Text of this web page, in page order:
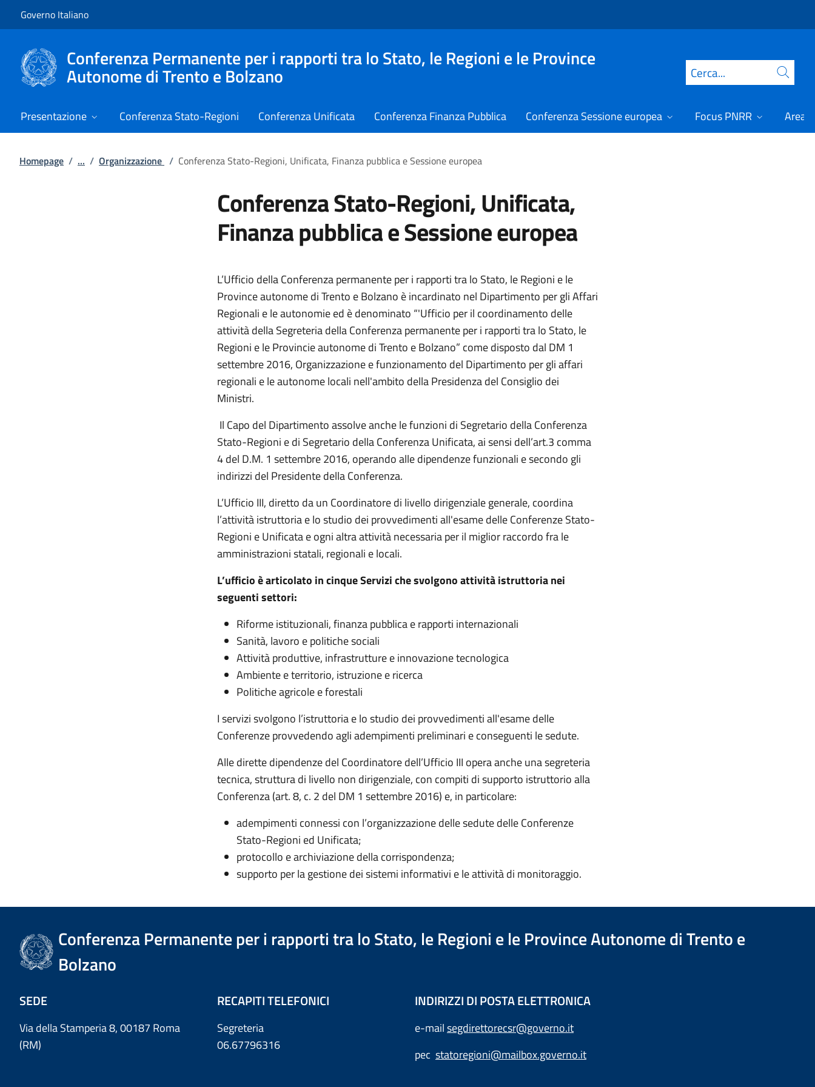
Governo Italiano
Conferenza Permanente per i rapporti tra lo Stato, le Regioni e le Province
Autonome di Trento e Bolzano Cerca
Presentazione Conferenza Stato-Regioni Conferenza Unificata Conferenza Finanza Pubblica Conferenza Sessione europea Focus PNRR Area
Homepage / ... / Organizzazione / Conferenza Stato-Regioni, Unificata, Finanza pubblica e Sessione europea
Conferenza Stato-Regioni, Unificata,
Finanza pubblica e Sessione europea
L’Ufficio della Conferenza permanente per i rapporti tra lo Stato, le Regioni e le
Province autonome di Trento e Bolzano è incardinato nel Dipartimento per gli Affari
Regionali e le autonomie ed è denominato “'Ufficio per il coordinamento delle
attività della Segreteria della Conferenza permanente per i rapporti tra lo Stato, le
Regioni e le Provincie autonome di Trento e Bolzano” come disposto dal DM 1
settembre 2016, Organizzazione e funzionamento del Dipartimento per gli affari
regionali e le autonome locali nell'ambito della Presidenza del Consiglio dei
Ministri.
Il Capo del Dipartimento assolve anche le funzioni di Segretario della Conferenza
Stato-Regioni e di Segretario della Conferenza Unificata, ai sensi dell’art.3 comma
4 del D.M. 1 settembre 2016, operando alle dipendenze funzionali e secondo gli
indirizzi del Presidente della Conferenza.
L’Ufficio III, diretto da un Coordinatore di livello dirigenziale generale, coordina
l’attività istruttoria e lo studio dei provvedimenti all'esame delle Conferenze Stato-
Regioni e Unificata e ogni altra attività necessaria per il miglior raccordo fra le
amministrazioni statali, regionali e locali.
L’ufficio è articolato in cinque Servizi che svolgono attività istruttoria nei
seguenti settori:
Riforme istituzionali, finanza pubblica e rapporti internazionali
Sanità, lavoro e politiche sociali
Attività produttive, infrastrutture e innovazione tecnologica
Ambiente e territorio, istruzione e ricerca
Politiche agricole e forestali
I servizi svolgono l’istruttoria e lo studio dei provvedimenti all'esame delle
Conferenze provvedendo agli adempimenti preliminari e conseguenti le sedute.
Alle dirette dipendenze del Coordinatore dell’Ufficio III opera anche una segreteria
tecnica, struttura di livello non dirigenziale, con compiti di supporto istruttorio alla
Conferenza (art. 8, c. 2 del DM 1 settembre 2016) e, in particolare:
adempimenti connessi con l’organizzazione delle sedute delle Conferenze
Stato-Regioni ed Unificata;
protocollo e archiviazione della corrispondenza;
supporto per la gestione dei sistemi informativi e le attività di monitoraggio.
Conferenza Permanente per i rapporti tra lo Stato, le Regioni e le Province Autonome di Trento e
Bolzano
SEDE
Via della Stamperia 8, 00187 Roma
(RM)
RECAPITI TELEFONICI
Segreteria
06.67796316
INDIRIZZI DI POSTA ELETTRONICA
e-mailsegdirettorecsr@governo.it
pec statoregioni@mailbox.governo.it